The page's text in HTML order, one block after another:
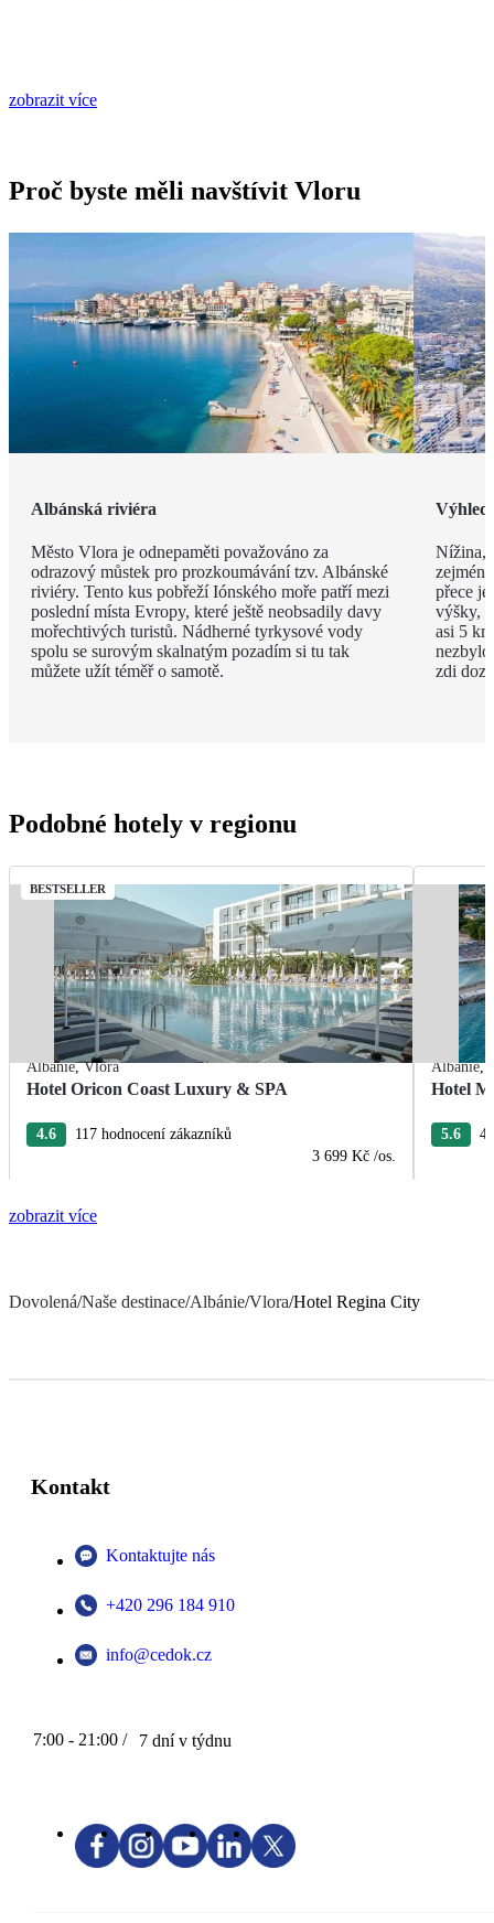
zobrazit více
Proč byste měli navštívit Vloru
Albánská riviéra
Město Vlora je odnepaměti považováno za
odrazový můstek pro prozkoumávání tzv. Albánské
riviéry. Tento kus pobřeží Iónského moře patří mezi
poslední místa Evropy, které ještě neobsadily davy
mořechtivých turistů. Nádherné tyrkysové vody
spolu se surovým skalnatým pozadím si tu tak
můžete užít téměř o samotě.
Výhled
Nížina,
přece
výšky,
asi 5
zdi
Podobné hotely v regionu
BESTSELLER
Albánie,Vlora
Hotel Oricon Coast Luxury & SPA
4.6
117 hodnocení zákazníků
3 699 Kč /os.
Albánie,
Hotel
5.6
zobrazit více
Dovolená/Naše destinace/Albánie/Vlora/Hotel Regina City
Kontakt
Kontaktujte nás
+420 296 184 910
info@cedok.cz
7:00 - 21:00 / 7 dní v týdnu